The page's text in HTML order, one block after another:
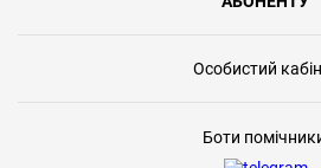
Особистий
Боти